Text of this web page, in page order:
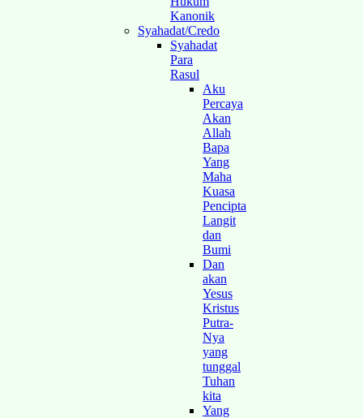
Kanonik
Syahadat/Credo
Syahadat
Para
Rasul
Aku
Percaya
Akan
Allah
Bapa
Yang
Maha
Kuasa
Pencipta
Langit
dan
Bumi
Dan
akan
Yesus
Kristus
Putra-
Nya
yang
tunggal
Tuhan
kita
Yang